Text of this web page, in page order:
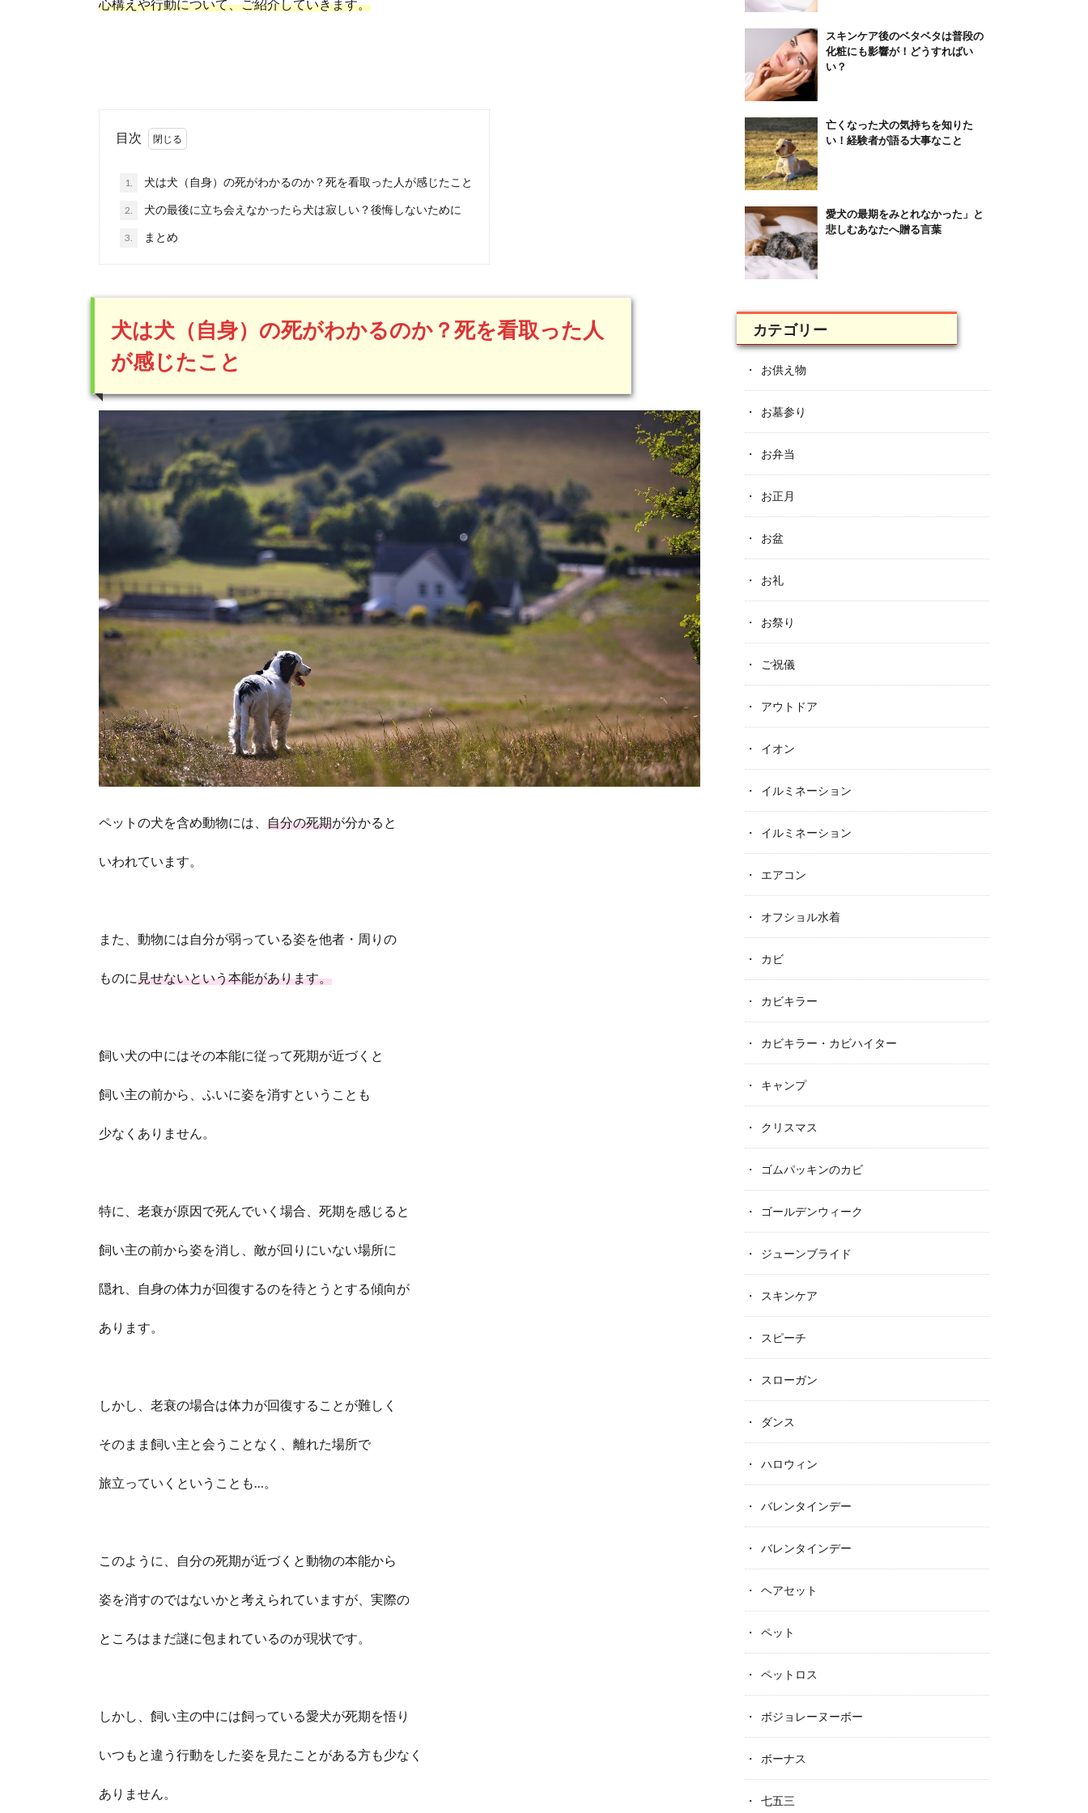
心構えや行動について、ご紹介していきます。
目次
1. 犬は犬（自身）の死がわかるのか？死を看取った人が感じたこと
2. 犬の最後に立ち会えなかったら犬は寂しい？後悔しないために
3. まとめ
犬は犬（自身）の死がわかるのか？死を看取った人
が感じたこと
ペットの犬を含め動物には、 自分の死期が分かると
いわれています。
また、動物には自分が弱っている姿を他者・周りの
ものに見せないという本能があります。
飼い犬の中にはその本能に従って死期が近づくと
飼い主の前から、ふいに姿を消すということも
少なくありません。
特に、老衰が原因で死んでいく場合、死期を感じると
飼い主の前から姿を消し、敵が回りにいない場所に
隠れ、自身の体力が回復するのを待とうとする傾向が
あります。
しかし、老衰の場合は体力が回復することが難しく
そのまま飼い主と会うことなく、離れた場所で
旅立っていくということも…。
このように、自分の死期が近づくと動物の本能から
姿を消すのではないかと考えられていますが、実際の
ところはまだ謎に包まれているのが現状です。
しかし、飼い主の中には飼っている愛犬が死期を悟り
いつもと違う行動をした姿を見たことがある方も少なく
ありません。
スキンケア後のベタベタは普段の
化粧にも影響が！どうすればい
い？
亡くなった犬の気持ちを知りた
い！経験者が語る大事なこと
愛犬の最期をみとれなかった」と
悲しむあなたへ贈る言葉
カテゴリー
お供え物
お墓参り
お弁当
お正月
お盆
お礼
お祭り
ご祝儀
アウトドア
イオン
イルミネーション
イルミネーション
エアコン
オフショル水着
カビ
カビキラー
カビキラー・カビハイター
キャンプ
クリスマス
ゴムパッキンのカビ
ゴールデンウィーク
ジューンブライド
スキンケア
スピーチ
スローガン
ダンス
ハロウィン
バレンタインデー
バレンタインデー
ヘアセット
ペット
ペットロス
ボジョレーヌーボー
ボーナス
七五三